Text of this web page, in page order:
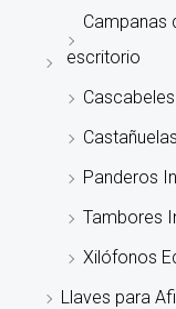
Campanas
escritorio
Panderos
Tambores
Xilófonos
Llaves para